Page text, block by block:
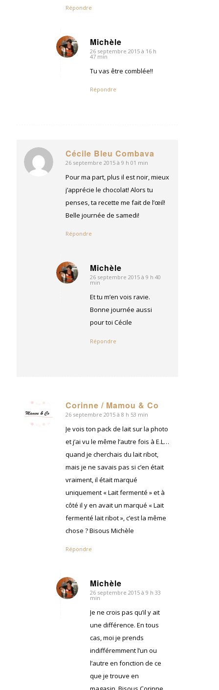
Répondre
Michèle
dit
26 septembre 2015 à 16 h
47 min
Tu vas être comblée!!
Répondre
Cécile Bleu Combava
dit
26 septembre 2015 à 9 h 01 min
Pour ma part, plus il est noir, mieux
j’apprécie le chocolat! Alors tu
penses, ta recette me fait de l’œil!
Belle journée de samedi!
Répondre
Michèle
dit
26 septembre 2015 à 9 h 40
min
Et tu m’en vois ravie.
Bonne journée aussi
pour toi Cécile
Répondre
Corinne / Mamou & Co
dit
:
26 septembre 2015 à 8 h 53 min
Je vois ton pack de lait sur la photo
et j’ai vu le même l’autre fois à E.L…
quand je cherchais du lait ribot,
mais je ne savais pas si c’en était
vraiment, il était marqué
uniquement « Lait fermenté » et à
côté il y en avait un marqué « Lait
fermenté lait ribot », c’est la même
chose ? Bisous Michèle
Répondre
Michèle
dit
26 septembre 2015 à 9 h 33
min
Je ne crois pas qu’il y ait
une différence. En tous
cas, moi je prends
indifféremment l’un ou
l’autre en fonction de ce
que je trouve en